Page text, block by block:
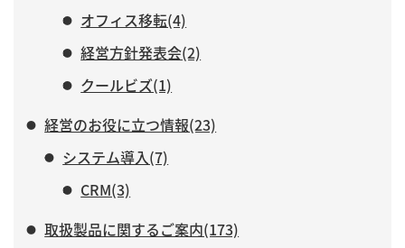
オフィス移転(4)
経営方針発表会(2)
クールビズ(1)
経営のお役に立つ情報(23)
システム導入(7)
CRM(3)
取扱製品に関するご案内(173)